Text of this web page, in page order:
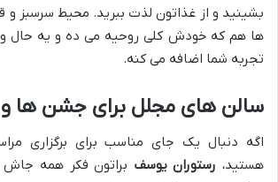
بشینید و از غذاتون لذت ببرید. محیط سرسبز و
ها هم که خودش کلی روحیه می ده و یه حال
تجربه شما اضافه می کنه.
سالن های مجلل برای جشن ها و
اگه دنبال یک جای مناسب برای برگزاری
هستید، رستوران یوسف براتون فکر همه